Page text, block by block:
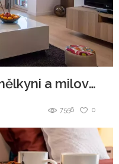
Obývací pokoj pro umělkyni a milovnici čtení.
0
7556